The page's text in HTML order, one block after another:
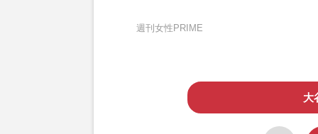
週刊女性PRIME
大